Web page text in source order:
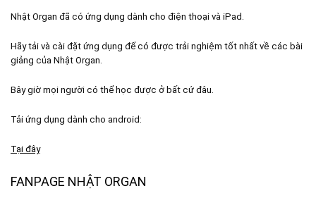
Nhật Organ đã có ứng dụng dành cho điện thoại và iPad.
Hãy tải và cài đặt ứng dụng để có được trải nghiệm tốt nhất về các bài
giảng của Nhật Organ.
Bây giờ mọi người có thể học được ở bất cứ đâu.
Tải ứng dụng dành cho android:
Tại đây
FANPAGE NHẬT ORGAN